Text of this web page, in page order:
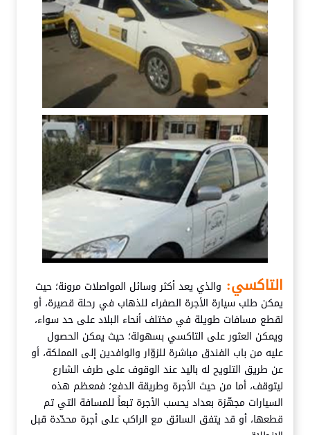
التاكسي: والذي يعد أكثر وسائل المواصلات مرونة؛ حيث
يمكن طلب سيارة الأجرة الصفراء للذهاب في رحلة قصيرة، أو
لقطع مسافات طويلة في مختلف أنحاء البلاد على حد سواء،
ويمكن العثور على التاكسي بسهولة؛ حيث يمكن الحصول
عليه من باب الفندق مباشرة للزوّار والوافدين إلى المملكة، أو
عن طريق التلويح له باليد عند الوقوف على طرف الشارع
ليتوقف، أما من حيث الأجرة وطريقة الدفع؛ فمعظم هذه
السيارات مجهّزة بعداد يحسب الأجرة تبعاً للمسافة التي تم
قطعها، أو قد يتفق السائق مع الراكب على أجرة محدّدة قبل